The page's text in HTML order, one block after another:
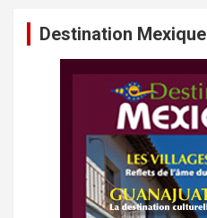
Destination Mexique